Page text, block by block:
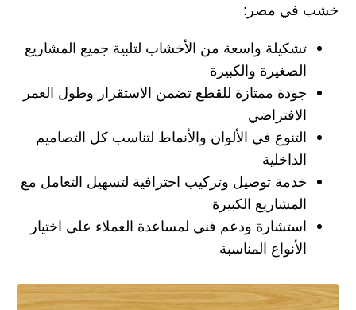
خشب في مصر:
تشكيلة واسعة من الأخشاب لتلبية جميع المشاريع
الصغيرة والكبيرة
جودة ممتازة للقطع تضمن الاستقرار وطول العمر
الافتراضي
التنوع في الألوان والأنماط لتناسب كل التصاميم
الداخلية
خدمة توصيل وتركيب احترافية لتسهيل التعامل مع
المشاريع الكبيرة
استشارة ودعم فني لمساعدة العملاء على اختيار
الأنواع المناسبة